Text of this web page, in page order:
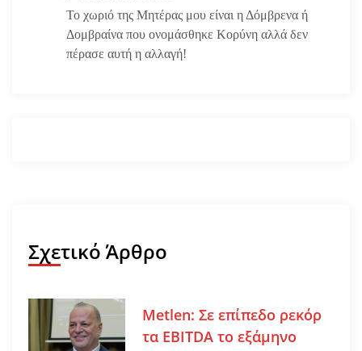
Το χωριό της Μητέρας μου είναι η Δόμβρενα ή
Δομβραίνα που ονομάσθηκε Κορύνη αλλά δεν
πέρασε αυτή η αλλαγή!
Σχετικό Άρθρο
Metlen: Σε επίπεδο ρεκόρ
τα EBITDA το εξάμηνο